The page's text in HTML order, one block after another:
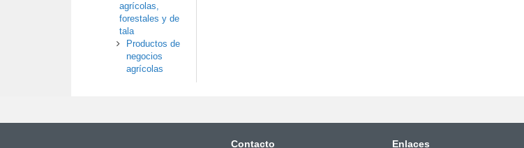
agrícolas,
forestales y de
tala
Productos de
negocios
agrícolas
Contacto
Enlaces